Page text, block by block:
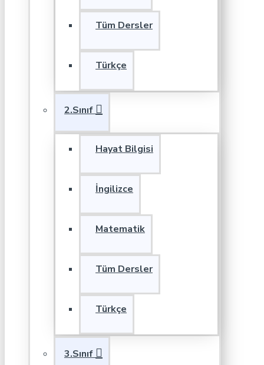
Tüm Dersler
Türkçe
2.Sınıf
Hayat Bilgisi
İngilizce
Matematik
Tüm Dersler
Türkçe
3.Sınıf